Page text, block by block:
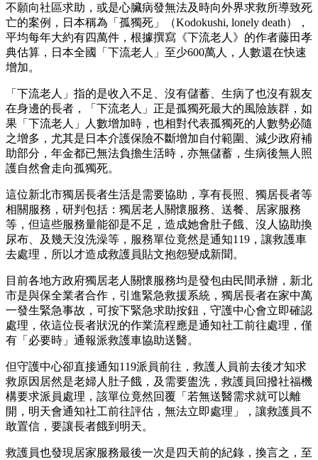
不願向社區求助，或是心臟病發無法及時向外界求救所導致死
亡的案例，日本稱為「孤獨死」（Kodokushi, lonely death），
平均每年大約有四萬件，根據撰寫《下流老人》的作者藤田孝
典估算，日本全國「下流老人」至少600萬人，人數還在快速
增加。
「下流老人」指的是收入不足、沒有儲蓄、生病了也沒有親友
在身邊的長者，「下流老人」正是孤獨死最大的風險族群，如
果「下流老人」人數增加時，也相對代表孤獨死的人數勢必隨
之增多，尤其是日本介護保險不斷增加自付範圍、減少政府補
助部分，年金都已無法負擔生活時，亦無儲蓄，生病後無人照
護自然會走向孤獨死。
這位新北市獨居長者生活是需要協助，享有長照、獨居長者等
相關服務，研判包括：獨居老人關懷服務、送餐、居家服務
等，但這些服務量能卻是不足，造成她會肚子餓、沒人協助換
尿布、及幾天沒洗澡等，服務單位竟然是通知119，讓救護車
去處理，所以才造成救護員貼文抱怨變成新聞。
目前各地方政府獨居老人關懷服務均是發包由民間承辦，新北
市是與保全業者合作，引進緊急救援系統，獨居長者在家中萬
一發生緊急事故，可按下緊急求助按鈕，守護中心會立即確認
處理，依這位長者狀況的作業流程應是通知社工前往處理，僅
有「必要時」通報派救護車協助送醫。
但守護中心卻直接通知119派員前往，救護人員前去後才知求
救原因居然是老婦人肚子餓，及需要盥洗，救護員回撥社福機
構要求派員處理，該單位竟然回覆「若無送醫需求就可以離
開，明天會通知社工前往評估，無法立即處理」，讓救護員不
敢置信，要讓長者餓到明天。
救護員也發現居家服務最後一次是四天前的紀錄，換言之，至